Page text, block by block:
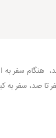
سفر به
صد، سفر